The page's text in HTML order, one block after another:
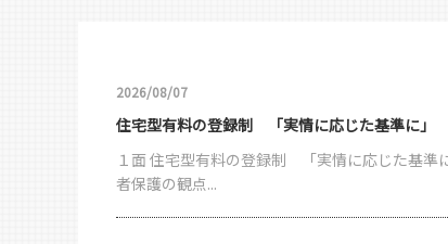
2026/08/07
住宅型有料の登録制 「実情に応じた基準に」
１面 住宅型有料の登録制 「実情に応じた基
者保護の観点...